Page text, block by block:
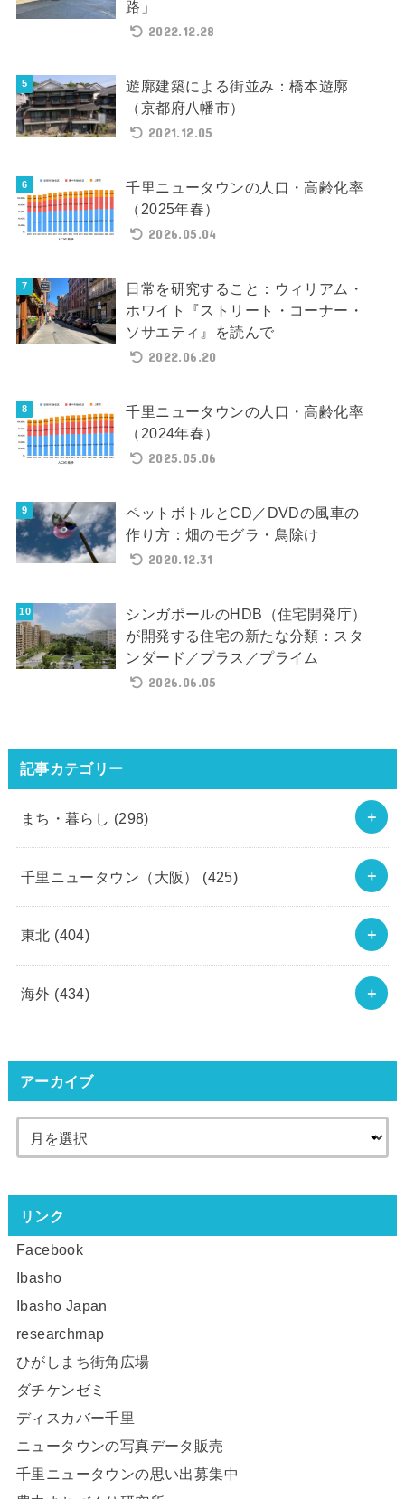
路」
2022.12.28
遊廓建築による街並み：橋本遊廓
（京都府八幡市）
2021.12.05
千里ニュータウンの人口・高齢化率
（2025年春）
2026.05.04
日常を研究すること：ウィリアム・
ホワイト『ストリート・コーナー・
ソサエティ』を読んで
2022.06.20
千里ニュータウンの人口・高齢化率
（2024年春）
2025.05.06
ペットボトルとCD／DVDの風車の
作り方：畑のモグラ・鳥除け
2020.12.31
シンガポールのHDB（住宅開発庁）
が開発する住宅の新たな分類：スタ
ンダード／プラス／プライム
2026.06.05
記事カテゴリー
まち・暮らし (298)
千里ニュータウン（大阪） (425)
東北 (404)
海外 (434)
アーカイブ
リンク
Facebook
Ibasho
Ibasho Japan
researchmap
ひがしまち街角広場
ダチケンゼミ
ディスカバー千里
ニュータウンの写真データ販売
千里ニュータウンの思い出募集中